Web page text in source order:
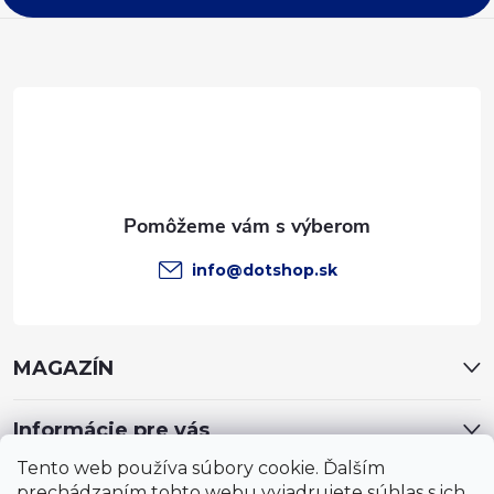
Tento web používa súbory cookie. Ďalším
info@dotshop.sk
MAGAZÍN
Informácie pre vás